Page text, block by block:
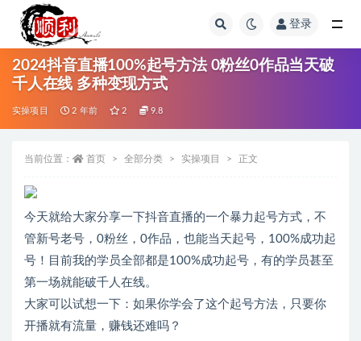
登录
2024抖音直播100%起号方法 0粉丝0作品当天破
千人在线 多种变现方式
实操项目 2 年前 2 9.8
当前位置： 首页 全部分类 实操项目 正文
今天就给大家分享一下抖音直播的一个暴力起号方式，不
管新号老号，0粉丝，0作品，也能当天起号，100%成功起
号！目前我的学员全部都是100%成功起号，有的学员甚至
第一场就能破千人在线。
大家可以试想一下：如果你学会了这个起号方法，只要你
开播就有流量，赚钱还难吗？
全部